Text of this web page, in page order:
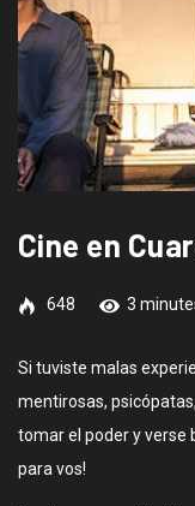
Cine en
648 3
Si tuviste malas
mentirosas,
tomar el poder y verse
para vos!